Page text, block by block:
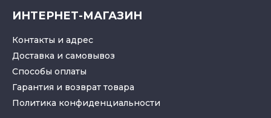
ИНТЕРНЕТ-МАГАЗИН
Контакты и адрес
Доставка и самовывоз
Способы оплаты
Гарантия и возврат товара
Политика конфиденциальности